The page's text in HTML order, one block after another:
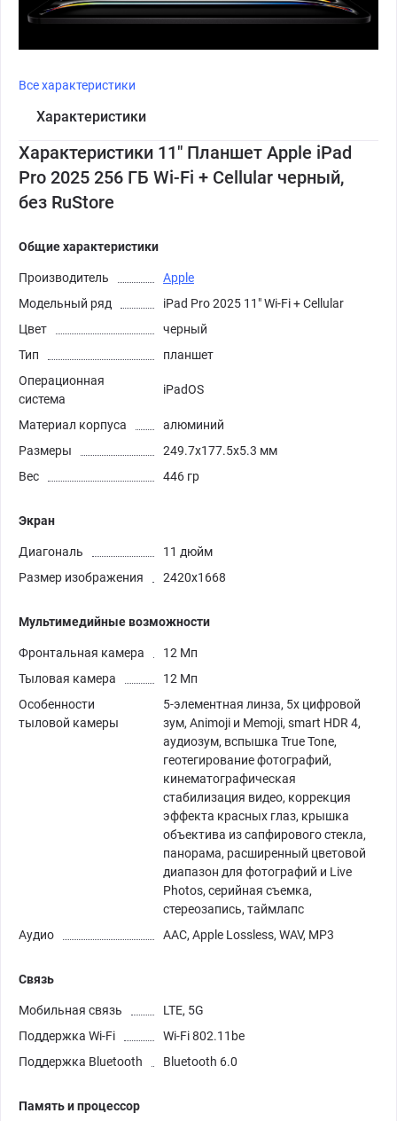
Все характеристики
Характеристики
Характеристики 11" Планшет Apple iPad
Pro 2025 256 ГБ Wi-Fi + Cellular черный,
без RuStore
Общие характеристики
Производитель
Apple
Модельный ряд
iPad Pro 2025 11" Wi-Fi + Cellular
Цвет
черный
Тип
планшет
Операционная
система
iPadOS
Материал корпуса
алюминий
Размеры
249.7x177.5x5.3 мм
Вес
446 гр
Экран
Диагональ
11 дюйм
Размер изображения
2420x1668
Мультимедийные возможности
Фронтальная камера
12 Мп
Тыловая камера
12 Мп
Особенности
тыловой камеры
5-элементная линза, 5х цифровой
зум, Animoji и Memoji, smart HDR 4,
аудиозум, вспышка True Tone,
геотегирование фотографий,
кинемато­графическая
стабилизация видео, коррекция
эффекта красных глаз, крышка
объектива из сапфирового стекла,
панорама, расширенный цветовой
диапазон для фотографий и Live
Photos, серийная съемка,
стереозапись, таймлапс
Аудио
AAC, Apple Lossless, WAV, MP3
Связь
Мобильная связь
LTE, 5G
Поддержка Wi-Fi
Wi-Fi 802.11be
Поддержка Bluetooth
Bluetooth 6.0
Память и процессор